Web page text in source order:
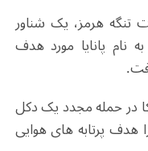
تنگه هرمز، یک شناور
نام پانایا مورد هدف
در حمله مجدد یک دکل
هدف پرتابه های هوایی